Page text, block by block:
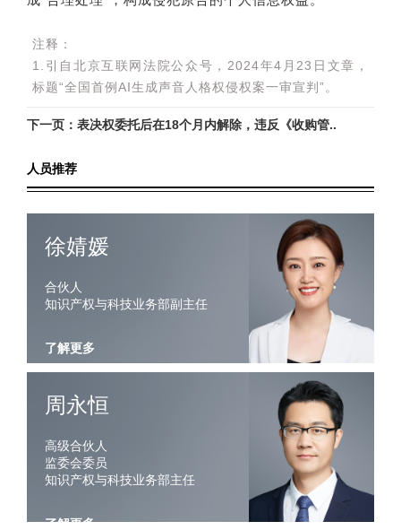
注释：
1.
引自北京互联网法院公众号，2024年4月23日文章，
标题“全国首例AI生成声音人格权侵权案一审宣判”。
下一页：表决权委托后在18个月内解除，违反《收购管..
人员推荐
徐婧媛
合伙人
知识产权与科技业务部副主任
了解更多
周永恒
高级合伙人
监委会委员
知识产权与科技业务部主任
了解更多